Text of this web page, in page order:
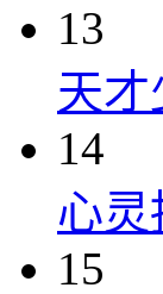
13
天才
14
心灵
15